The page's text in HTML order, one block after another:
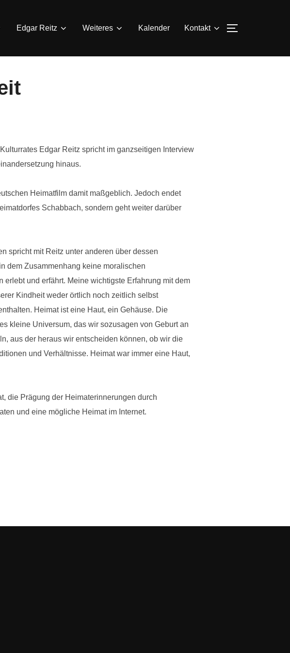
Edgar Reitz Weiteres Kalender Kontakt
Edgar Reitz spricht im ganzseitigen Interview
hinaus.
Heimatfilm damit maßgeblich. Jedoch endet
Schabbach, sondern geht weiter darüber
spricht mit Reitz unter anderen über dessen
dem Zusammenhang keine moralischen
und erfährt. Meine wichtigste Erfahrung mit dem
Kindheit weder örtlich noch zeitlich selbst
Heimat ist eine Haut, ein Gehäuse. Die
kleine Universum, das wir sozusagen von Geburt an
aus der heraus wir entscheiden können, ob wir die
und Verhältnisse. Heimat war immer eine Haut,
die Prägung der Heimaterinnerungen durch
und eine mögliche Heimat im Internet.